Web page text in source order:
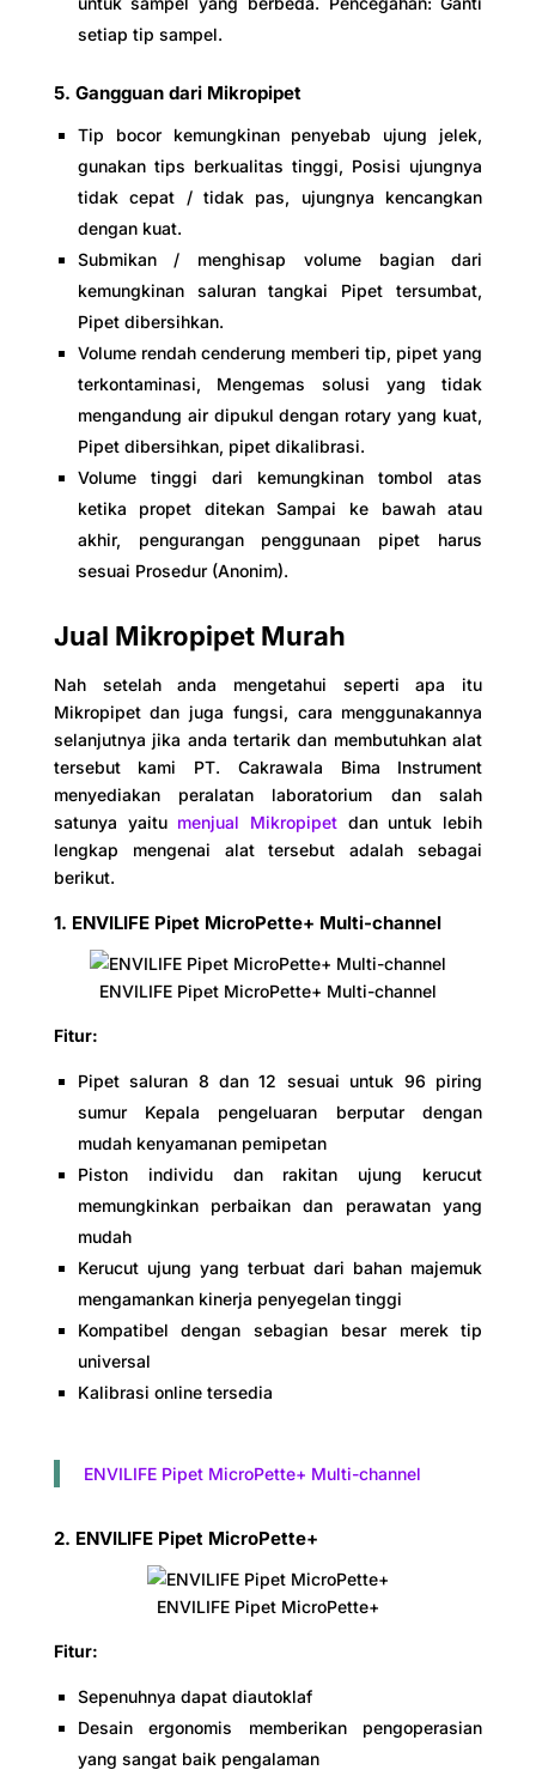
setiap tip sampel.
5. Gangguan dari Mikropipet
Tip bocor kemungkinan penyebab ujung jelek,
gunakan tips berkualitas tinggi, Posisi ujungnya
tidak cepat / tidak pas, ujungnya kencangkan
dengan kuat.
Submikan / menghisap volume bagian dari
kemungkinan saluran tangkai Pipet tersumbat,
Pipet dibersihkan.
Volume rendah cenderung memberi tip, pipet yang
terkontaminasi, Mengemas solusi yang tidak
mengandung air dipukul dengan rotary yang kuat,
Pipet dibersihkan, pipet dikalibrasi.
Volume tinggi dari kemungkinan tombol atas
ketika propet ditekan Sampai ke bawah atau
akhir, pengurangan penggunaan pipet harus
sesuai Prosedur (Anonim).
Jual Mikropipet Murah
Nah setelah anda mengetahui seperti apa itu
Mikropipet dan juga fungsi, cara menggunakannya
selanjutnya jika anda tertarik dan membutuhkan alat
tersebut kami PT. Cakrawala Bima Instrument
menyediakan peralatan laboratorium dan salah
satunya yaitu menjual Mikropipet dan untuk lebih
lengkap mengenai alat tersebut adalah sebagai
berikut.
1. ENVILIFE Pipet MicroPette+ Multi-channel
ENVILIFE Pipet MicroPette+ Multi-channel
Fitur:
Pipet saluran 8 dan 12 sesuai untuk 96 piring
sumur Kepala pengeluaran berputar dengan
mudah kenyamanan pemipetan
Piston individu dan rakitan ujung kerucut
memungkinkan perbaikan dan perawatan yang
mudah
Kerucut ujung yang terbuat dari bahan majemuk
mengamankan kinerja penyegelan tinggi
Kompatibel dengan sebagian besar merek tip
universal
Kalibrasi online tersedia
ENVILIFE Pipet MicroPette+ Multi-channel
2. ENVILIFE Pipet MicroPette+
ENVILIFE Pipet MicroPette+
Fitur:
Sepenuhnya dapat diautoklaf
Desain ergonomis memberikan pengoperasian
yang sangat baik pengalaman